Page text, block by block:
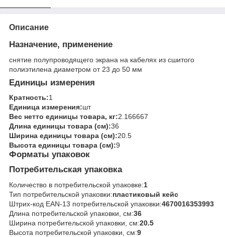
Описание
Назначение, применение
снятие полупроводящего экрана на кабелях из сшитого
полиэтилена диаметром от 23 до 50 мм
Единицы измерения
Кратность:1
Единица измерения:шт
Вес нетто единицы товара, кг:2.166667
Длина единицы товара (см):36
Ширина единицы товара (см):20.5
Высота единицы товара (см):9
Форматы упаковок
Потребительская упаковка
Количество в потребительской упаковке:1
Тип потребительской упаковки:пластиковый кейс
Штрих-код EAN-13 потребительской упаковки:4670016353993
Длина потребительской упаковки, см:36
Ширина потребительской упаковки, см:20.5
Высота потребительской упаковки, см:9